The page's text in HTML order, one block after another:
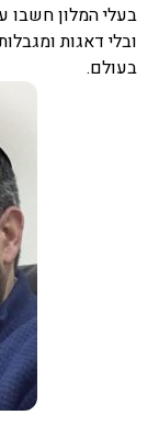
בעלי המלון
ובלי דאגות
בעולם.